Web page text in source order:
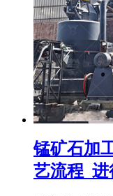
锰矿石加
艺流程_